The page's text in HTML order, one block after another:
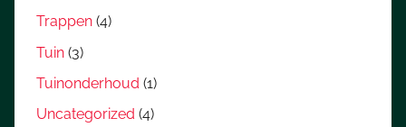
Trappen (4)
Tuin (3)
Tuinonderhoud (1)
Uncategorized (4)